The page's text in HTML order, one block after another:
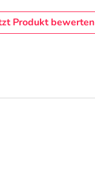
Produkt bewerten